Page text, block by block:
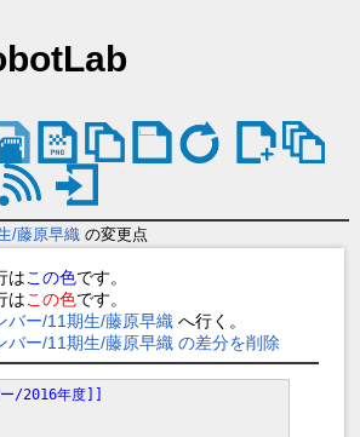
/藤原早織の変更点
はこの色です。
はこの色です。
バー/11期生/藤原早織 へ行く。
バー/11期生/藤原早織 の差分を削除
/2016年度]]